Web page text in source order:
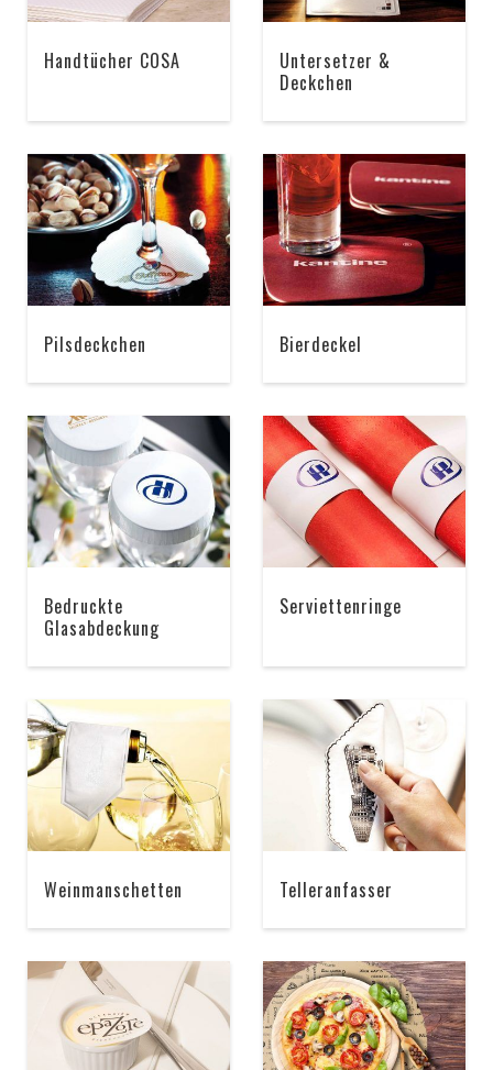
Handtücher COSA
Untersetzer &
Deckchen
Pilsdeckchen Bierdeckel
Bedruckte
Glasabdeckung
Serviettenringe
Weinmanschetten Telleranfasser